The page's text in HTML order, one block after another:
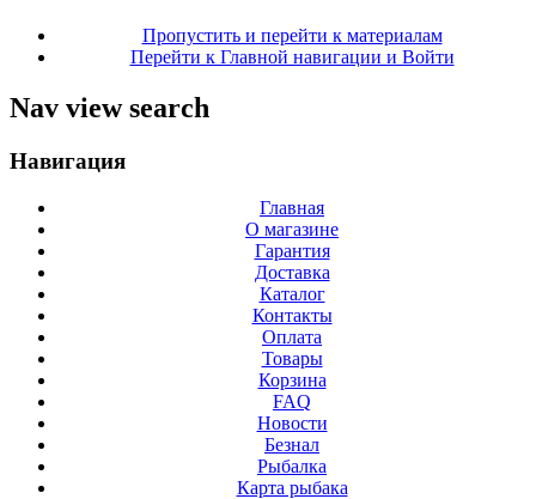
Пропустить и перейти к материалам
Перейти к Главной навигации и Войти
Nav view search
Навигация
Главная
О магазине
Гарантия
Доставка
Каталог
Контакты
Оплата
Товары
Корзина
FAQ
Новости
Безнал
Рыбалка
Карта рыбака